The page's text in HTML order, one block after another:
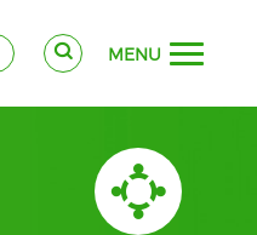
MENU